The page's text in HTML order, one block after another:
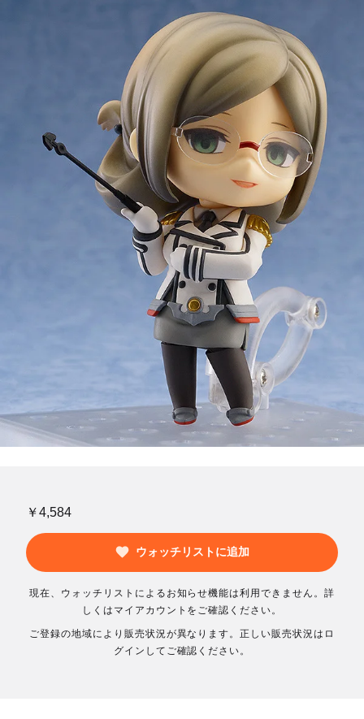
￥4,584
ウォッチリストに追加
現在、ウォッチリストによるお知らせ機能は利用できません。詳
しくはマイアカウントをご確認ください。
ご登録の地域により販売状況が異なります。正しい販売状況はロ
グインしてご確認ください。